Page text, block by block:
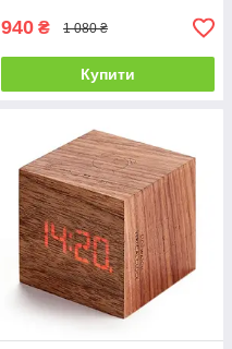
940 ₴ 1 080 ₴
Купити